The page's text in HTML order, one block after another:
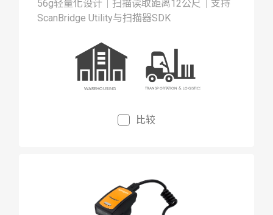
56g轻量化设计｜扫描读取距离12公尺｜支持
ScanBridge Utility与扫描器SDK
比较